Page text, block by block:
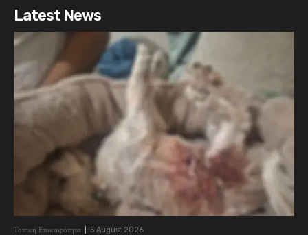
Latest News
Τοπική Επικαιρότητα 5 August 2026